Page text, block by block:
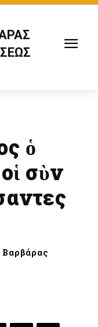
ὁ
σὺν
Βαρβάρας